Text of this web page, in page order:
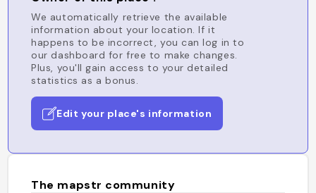
We automatically retrieve the available
information about your location. If it
happens to be incorrect, you can log in to
our dashboard for free to make changes.
Plus, you'll gain access to your detailed
statistics as a bonus.
Edit your place's information
The mapstr community